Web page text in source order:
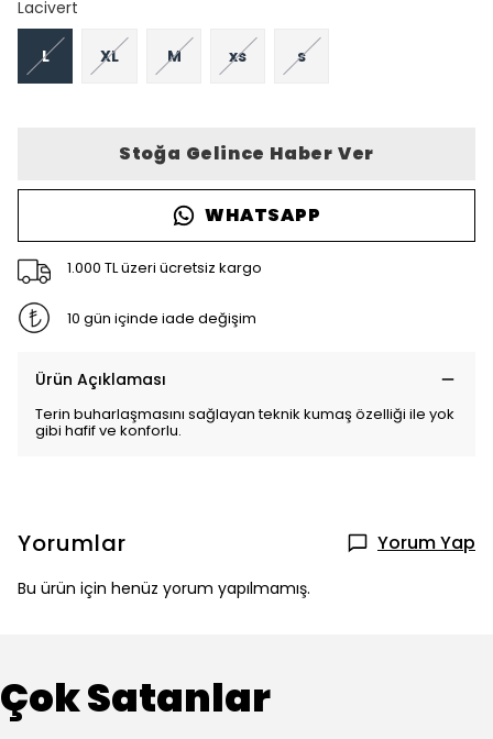
Lacivert
L XL M xs s
Stoğa Gelince Haber Ver
WHATSAPP
1.000 TL üzeri ücretsiz kargo
10 gün içinde iade değişim
Ürün Açıklaması
Terin buharlaşmasını sağlayan teknik kumaş özelliği ile yok
gibi hafif ve konforlu.
Yorumlar Yorum Yap
Bu ürün için henüz yorum yapılmamış.
Çok Satanlar